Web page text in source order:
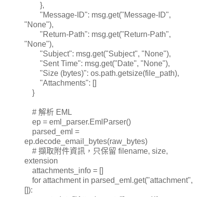
},
"Message-ID": msg.get("Message-ID",
"None"),
"Return-Path": msg.get("Return-Path",
"None"),
"Subject": msg.get("Subject", "None"),
"Sent Time": msg.get("Date", "None"),
"Size (bytes)": os.path.getsize(file_path),
"Attachments": []
}
# 解析 EML
ep = eml_parser.EmlParser()
parsed_eml =
ep.decode_email_bytes(raw_bytes)
# 擷取附件資訊，只保留 filename, size,
extension
attachments_info = []
for attachment in parsed_eml.get("attachment",
[]):